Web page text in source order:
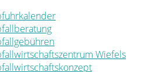
Wiefels